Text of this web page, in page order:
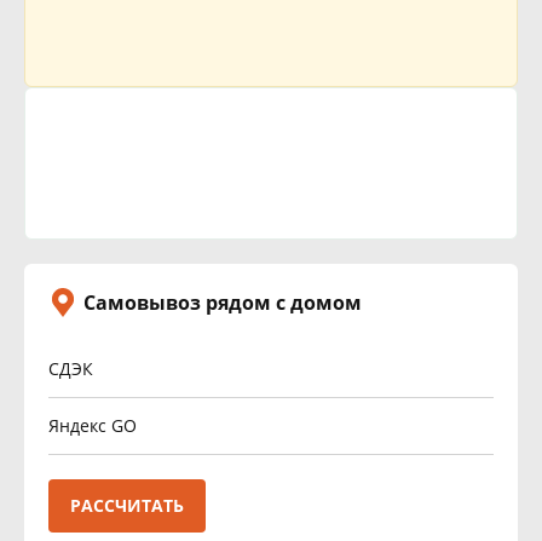
Самовывоз рядом с домом
СДЭК
Яндекс GO
РАССЧИТАТЬ